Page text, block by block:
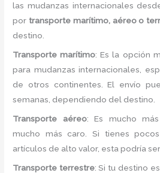
las mudanzas internacionales
por transporte marítimo, aéreo o
destino.
Transporte marítimo: Es la opción
para mudanzas internacionales,
de otros continentes. El envío
semanas, dependiendo del destino.
Transporte aéreo: Es mucho
mucho más caro. Si tienes
artículos de alto valor, esta podría
Transporte terrestre: Si tu destino